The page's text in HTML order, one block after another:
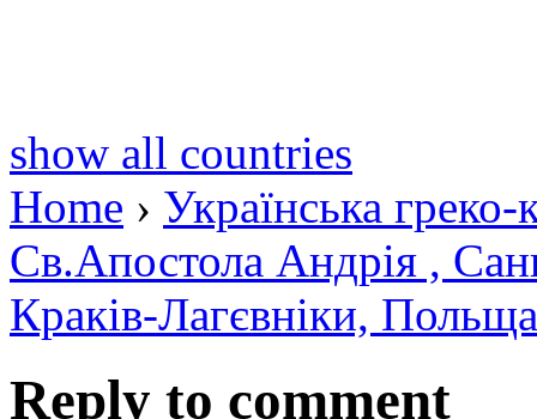
show all countries
Home › Українська
Св.Апостола Андрія ,
Краків-Лагєвніки, Польща
Reply to comment